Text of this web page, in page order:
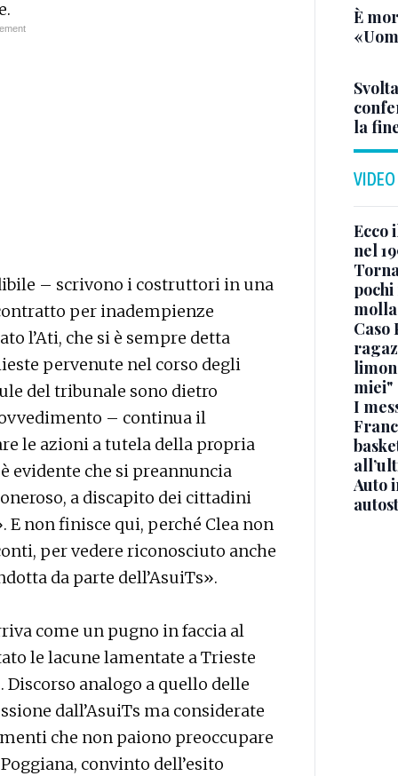
– scrivono i costruttori in una
per inadempienze
l’Ati, che si è sempre detta
pervenute nel corso degli
del tribunale sono dietro
– continua il
le azioni a tutela della propria
evidente che si preannuncia
a discapito dei cittadini
E non finisce qui, perché Clea non
per vedere riconosciuto anche
da parte dell’AsuiTs».
come un pugno in faccia al
le lacune lamentate a Trieste
analogo a quello delle
dall’AsuiTs ma considerate
che non paiono preoccupare
convinto dell’esito
È
la
VIDEO
Ecco
nel
molla
Caso
miei"
I
Auto